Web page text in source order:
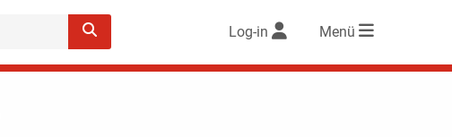
Log-in Menü